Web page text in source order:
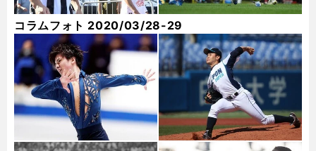
コラムフォト 2020/03/28-29